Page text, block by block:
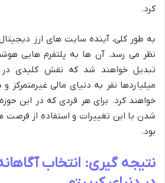
کرد.
به طور کلی، آینده سایت های ارز
نظر می رسد. آن ها به پلتفرم هایی
تبدیل خواهند شد که نقش کلیدی در
میلیاردها نفر به دنیای مالی غیرمتمرکز
خواهند کرد. برای هر فردی که در این
شدن با این تغییرات و استفاده از
بود.
نتیجه گیری: انتخاب